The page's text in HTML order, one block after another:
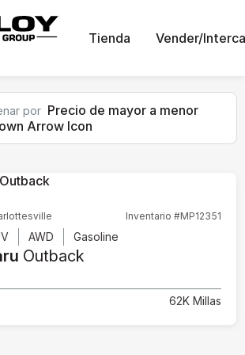
Tienda Vender/
por Precio de mayor a menor
Arrow Icon
Inventario #MP12351
AWD Gasoline
Outback
62K Millas